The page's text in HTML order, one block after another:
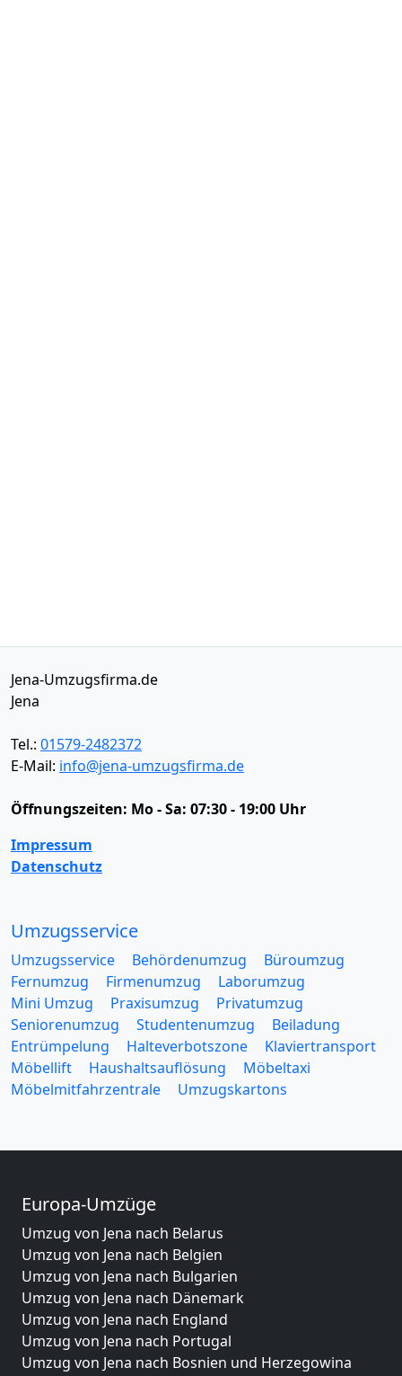
Jena-Umzugsfirma.de
Jena
Tel.: 01579-2482372
E-Mail: info@jena-umzugsfirma.de
Öffnungszeiten: Mo - Sa: 07:30 - 19:00 Uhr
Impressum
Datenschutz
Umzugsservice
Umzugsservice Behördenumzug
Büroumzug
Fernumzug
Firmenumzug
Laborumzug
Mini Umzug
Praxisumzug
Privatumzug
Seniorenumzug
Studentenumzug
Beiladung
Entrümpelung
Halteverbotszone
Klaviertransport
Möbellift
Haushaltsauflösung
Möbeltaxi
Möbelmitfahrzentrale
Umzugskartons
Europa-Umzüge
Umzug von Jena nach Belarus
Umzug von Jena nach Belgien
Umzug von Jena nach Bulgarien
Umzug von Jena nach Dänemark
Umzug von Jena nach England
Umzug von Jena nach Portugal
Umzug von Jena nach Bosnien und Herzegowina